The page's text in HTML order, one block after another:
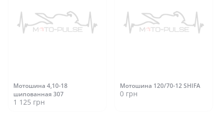
Мотошина 4,10-18
шипованная 307
1 125 грн
Мотошина 120/70-12 SHIFA
0 грн